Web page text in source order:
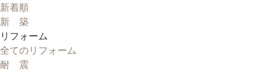
新着順
新 築
リフォーム
全てのリフォーム
耐 震